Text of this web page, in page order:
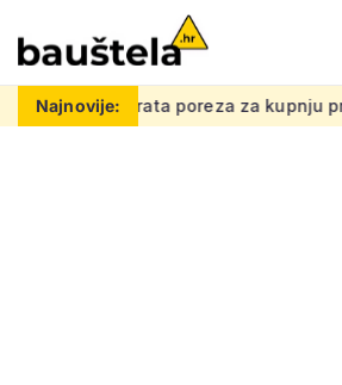
Najnovije:
poreza za kupnju prve nekretnine: